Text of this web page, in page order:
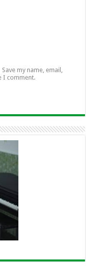
Save my name, email,
I comment.